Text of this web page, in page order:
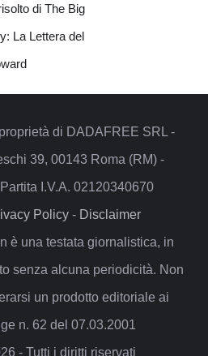
di The Big
La Lettera del
di DADAFREE SRL -
39, 00143 Roma (RM) -
I.V.A. 02120340670
Policy- Disclaimer
è una testata giornalistica, in
senza alcuna periodicità. Non
un prodotto editoriale ai
n. 62 del 07.03.2001
- Tutti i diritti riservati